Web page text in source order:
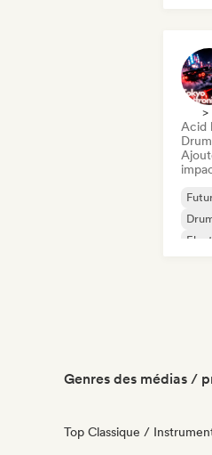
>
Acid
Genres des médias /
Top Classique /